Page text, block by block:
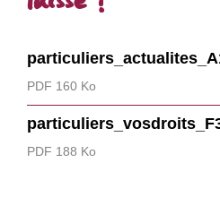
PDF 160 Ko
PDF 188 Ko